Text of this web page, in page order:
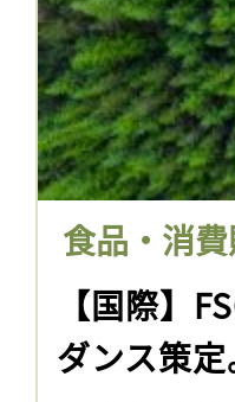
食品・消
【国際】
ダンス策